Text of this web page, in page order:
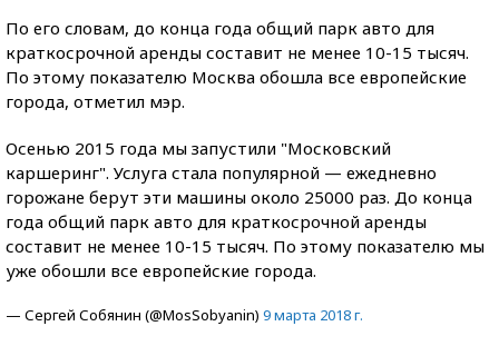
По его словам, до конца года общий парк авто для
краткосрочной аренды составит не менее 10-15 тысяч.
По этому показателю Москва обошла все европейские
города, отметил мэр.
Осенью 2015 года мы запустили "Московский
каршеринг". Услуга стала популярной — ежедневно
горожане берут эти машины около 25000 раз. До конца
года общий парк авто для краткосрочной аренды
составит не менее 10-15 тысяч. По этому показателю мы
уже обошли все европейские города.
— Сергей Собянин (@MosSobyanin) 9 марта 2018 г.